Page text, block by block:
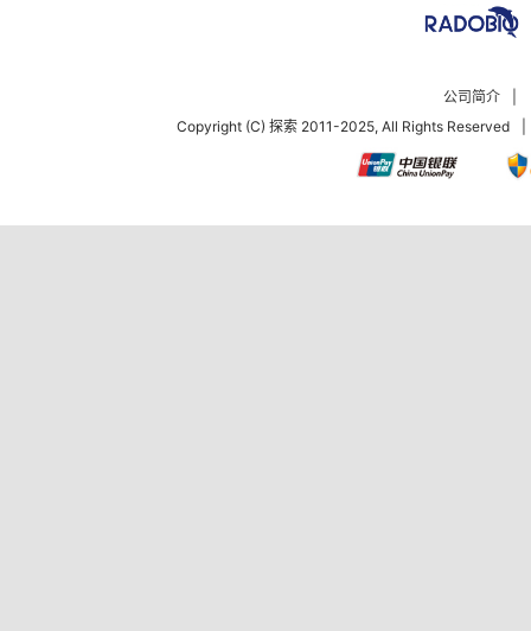
公司简介
Copyright (C) 探索 2011-2025, All Rights Reserved